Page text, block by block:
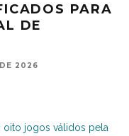
PARA
DE
2026
oito jogos válidos pela